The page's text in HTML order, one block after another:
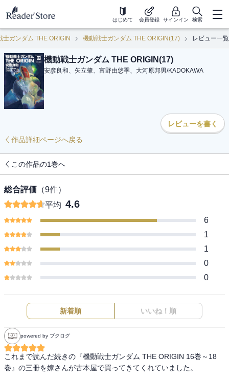
はじめて 会員登録 サインイン 検索
士ガンダム THE ORIGIN 機動戦士ガンダム THE ORIGIN(17) レビュー一覧
機動戦士ガンダム THE ORIGIN(17)
安彦良和、矢立肇、富野由悠季、大河原邦男/KADOKAWA
レビューを書く
作品詳細ページへ戻る
この作品の1巻へ
総合評価 （9件）
平均 4.6
6
1
1
0
0
新着順 いいね！順
powered by ブクログ
これまで読んだ続きの『機動戦士ガンダム THE ORIGIN 16巻～18
巻』の三冊を嫁さんが古本屋で買ってきてくれていました。